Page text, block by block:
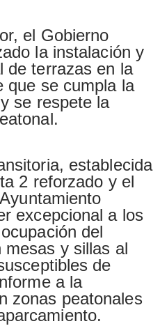
el Gobierno
la instalación y
de terrazas en la
que se cumpla la
se respete la
establecida
2 reforzado y el
excepcional a los
del
mesas y sillas al
de
a la
zonas peatonales